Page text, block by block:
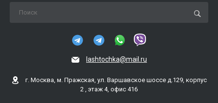
lashtochka@mail.ru
г. Москва, м. Пражская, ул. Варшавское шоссе д.129, корпус
2 , этаж 4, офис 416